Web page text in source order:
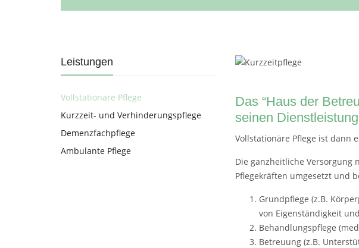
Leistungen
Vollstationäre Pflege
Kurzzeit- und Verhinderungspflege
Demenzfachpflege
Ambulante Pflege
Das “Haus der
seinen
Vollstationäre Pflege ist dann
Die ganzheitliche Versorgung
Pflegekräften umgesetzt und
Grundpflege (z.B.
von Eigenständigkeit
Behandlungspflege
Betreuung (z.B.